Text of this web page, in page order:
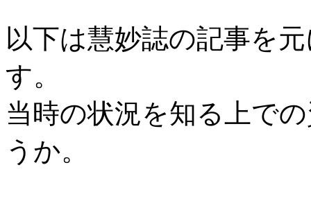
以下は慧妙誌の記事を
す。
当時の状況を知る上で
うか。